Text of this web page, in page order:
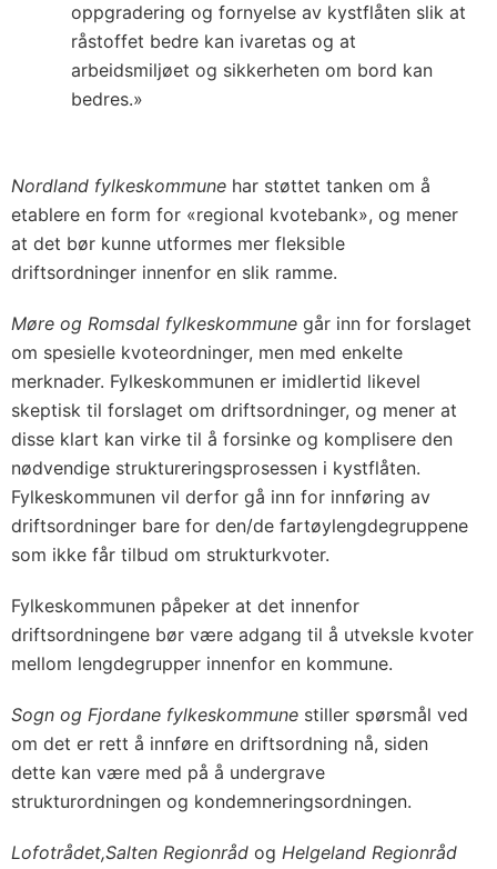
oppgradering og fornyelse av kystflåten slik at
råstoffet bedre kan ivaretas og at
arbeidsmiljøet og sikkerheten om bord kan
bedres.»
Nordland fylkeskommune har støttet tanken om å
etablere en form for «regional kvotebank», og mener
at det bør kunne utformes mer fleksible
driftsordninger innenfor en slik ramme.
Møre og Romsdal fylkeskommune går inn for forslaget
om spesielle kvoteordninger, men med enkelte
merknader. Fylkeskommunen er imidlertid likevel
skeptisk til forslaget om driftsordninger, og mener at
disse klart kan virke til å forsinke og komplisere den
nødvendige struktureringsprosessen i kystflåten.
Fylkeskommunen vil derfor gå inn for innføring av
driftsordninger bare for den/de fartøylengdegruppene
som ikke får tilbud om strukturkvoter.
Fylkeskommunen påpeker at det innenfor
driftsordningene bør være adgang til å utveksle kvoter
mellom lengdegrupper innenfor en kommune.
Sogn og Fjordane fylkeskommune stiller spørsmål ved
om det er rett å innføre en driftsordning nå, siden
dette kan være med på å undergrave
strukturordningen og kondemneringsordningen.
Lofotrådet,Salten Regionråd og Helgeland Regionråd